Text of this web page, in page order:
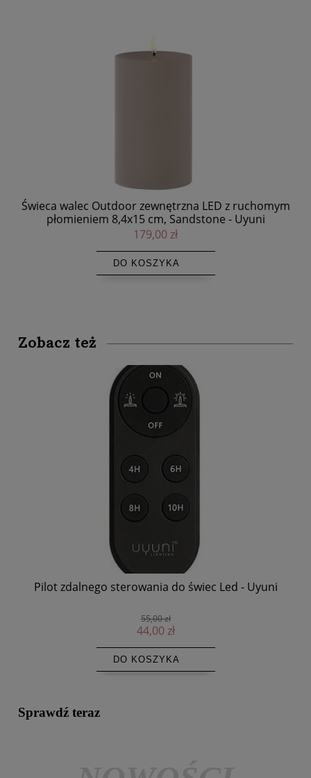
Świeca walec Outdoor zewnętrzna LED z ruchomym
płomieniem 8,4x15 cm, Sandstone - Uyuni
179,00 zł
DO KOSZYKA
Zobacz też
Pilot zdalnego sterowania do świec Led - Uyuni
55,00 zł
44,00 zł
DO KOSZYKA
Sprawdź teraz